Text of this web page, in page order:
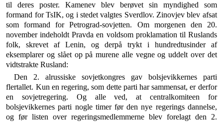
til deres poster. Kamenev blev berøvet sin myndighed som
formand for TsIK, og i ste­det valgtes Sverdlov. Zinovjev blev afsat
som formand for Petrograd-sovjetten. Om morgenen den 20.
novem­ber indeholdt Pravda en voldsom proklamation til Rus­lands
folk, skrevet af Lenin, og derpå trykt i hundred­tusinder af
eksemplarer og slået op på murene alle veg­ne og uddelt over det
vidtstrakte Rusland:
Den 2. alrussiske sovjetkongres gav bolsjevikkernes parti
flertallet. Kun en regering, som dette parti har sammensat, er derfor
en sovjetregering. Og alle ved, at centralkomiteen for
bolsjevikkernes parti nogle timer før den nye regerings dan­nelse,
og før listen over regeringsmedlemmerne blev forelagt den 2.